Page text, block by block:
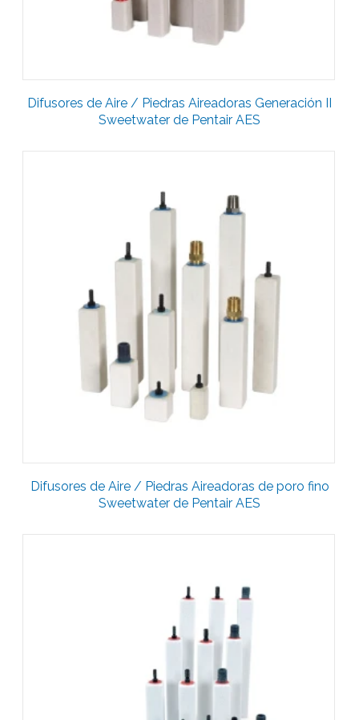
Difusores de Aire / Piedras Aireadoras Generación II
Sweetwater de Pentair AES
Difusores de Aire / Piedras Aireadoras de poro fino
Sweetwater de Pentair AES